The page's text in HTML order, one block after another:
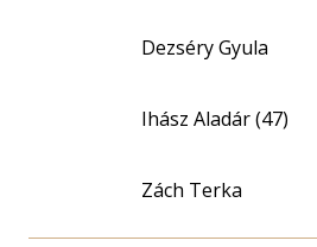
Dezséry Gyula
Ihász Aladár (47)
Zách Terka